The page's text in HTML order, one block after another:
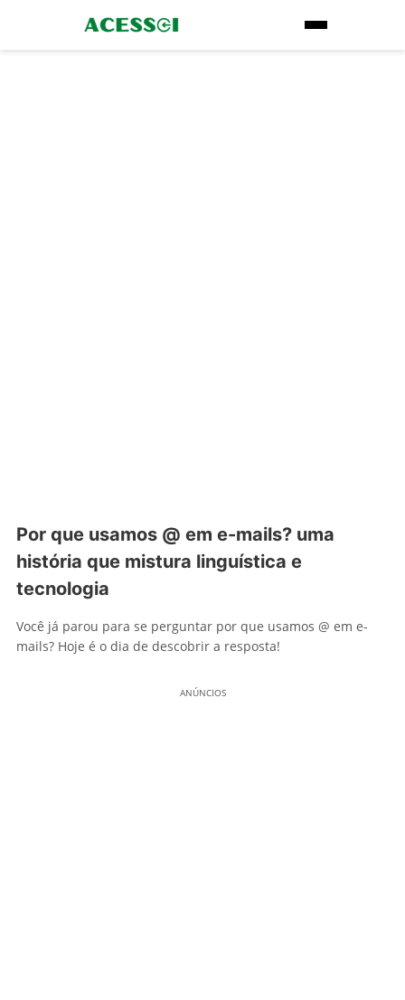
Por que usamos @ em e-mails? uma
história que mistura linguística e
tecnologia
Você já parou para se perguntar por que usamos @ em e-
mails? Hoje é o dia de descobrir a resposta!
ANÚNCIOS